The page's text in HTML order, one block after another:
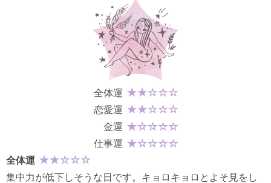
全体運
恋愛運
金運
仕事運
全体運
集中力が低下しそうな日です。キョロキョロとよそ見をし